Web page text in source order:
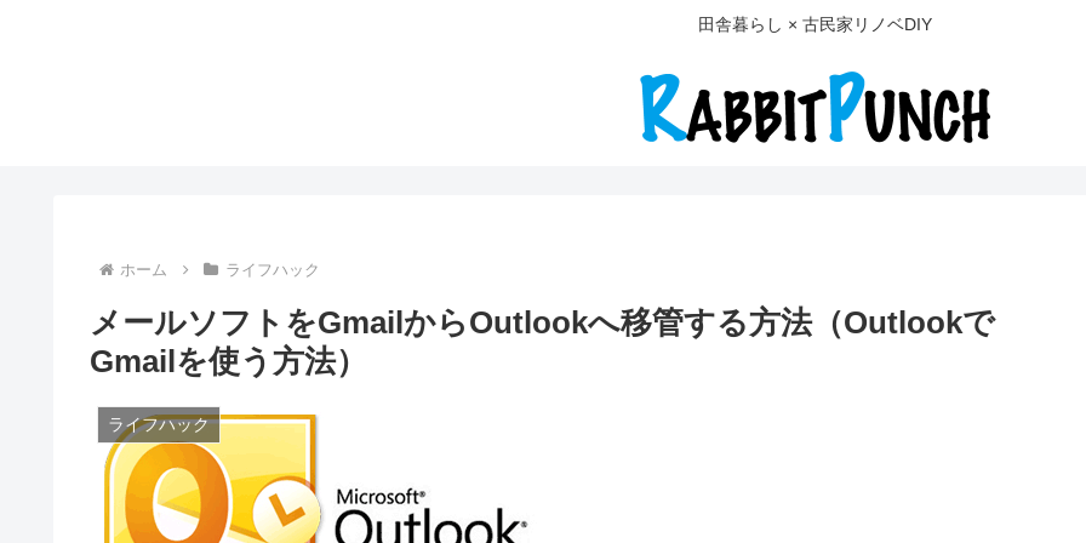
田舎暮らし × 古民家リノベDIY
ホーム ライフハック
メールソフトをGmailからOutlookへ移管する方法（Outlookで
Gmailを使う方法）
ライフハック